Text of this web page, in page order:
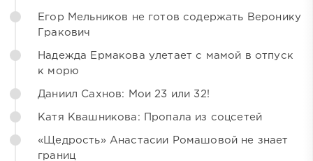
Егор Мельников не готов содержать Веронику
Гракович
Надежда Ермакова улетает с мамой в отпуск
к морю
Даниил Сахнов: Мои 23 или 32!
Катя Квашникова: Пропала из соцсетей
«Щедрость» Анастасии Ромашовой не знает
границ